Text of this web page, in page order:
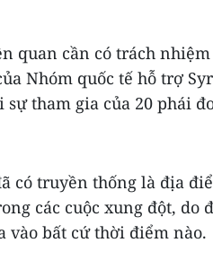
quan cần có trách
Nhóm quốc tế hỗ trợ
tham gia của 20 phái
có truyền thống là địa
các cuộc xung đột, do
vào bất cứ thời điểm nào.